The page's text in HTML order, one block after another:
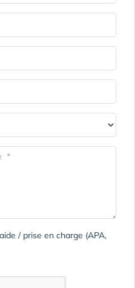
/ prise en charge (APA,